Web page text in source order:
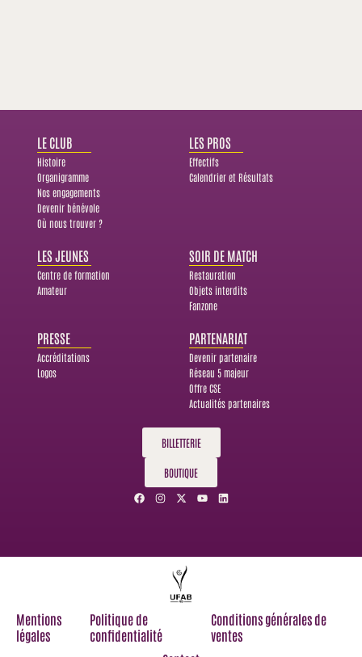
LE CLUB
Histoire
Organigramme
Nos engagements
Devenir bénévole
Où nous trouver ?
LES PROS
Effectifs
Calendrier et Résultats
LES JEUNES
Centre de formation
Amateur
SOIR DE MATCH
Restauration
Objets interdits
Fanzone
PRESSE
Accréditations
Logos
PARTENARIAT
Devenir partenaire
Réseau 5 majeur
Offre CSE
Actualités partenaires
BILLETTERIE
BOUTIQUE
F
a
o
I
n
r
X
-
t
e
r
Y
o
e
L
i
i
Mentions
légales
Politique de
confidentialité
Conditions générales de
ventes